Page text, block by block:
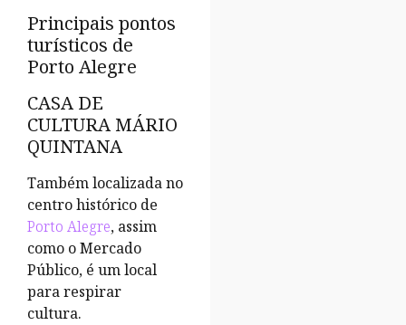
Principais pontos
turísticos de
Porto Alegre
CASA DE
CULTURA MÁRIO
QUINTANA
Também localizada no
centro histórico de
Porto Alegre, assim
como o Mercado
Público, é um local
para respirar
cultura.